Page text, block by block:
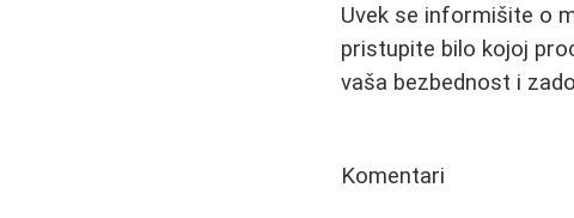
Uvek se informišite o
pristupite bilo kojoj
vaša bezbednost i
Komentari